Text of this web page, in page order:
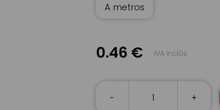
A metros
0.46 € IVA inclòs
- +